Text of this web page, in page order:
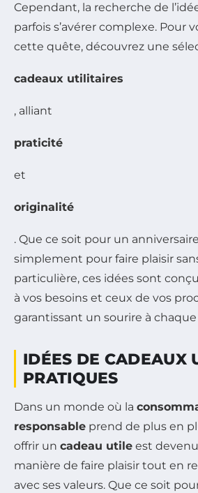
Cependant, la recherche de
parfois s’avérer complexe. Pour
cette quête, découvrez une
cadeaux utilitaires
, alliant
praticité
et
originalité
. Que ce soit pour un
simplement pour faire plaisir
particulière, ces idées sont
à vos besoins et ceux de vos
garantissant un sourire à
IDÉES DE CADEAUX
PRATIQUES
Dans un monde où la
responsable prend de plus en
offrir un cadeau utile est
manière de faire plaisir tout en
avec ses valeurs. Que ce soit